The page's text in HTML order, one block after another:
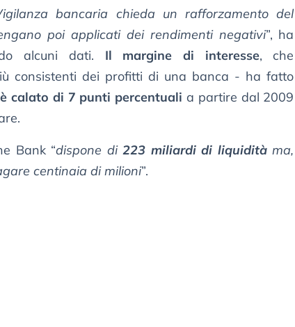
bancaria chieda un rafforzamento del
poi applicati dei rendimenti negativi”, ha
alcuni dati. Il margine di interesse, che
consistenti dei profitti di una banca - ha fatto
è calato di 7 punti percentuali a partire dal 2009
Bank “dispone di223 miliardi di liquiditàma,
centinaia di milioni”.